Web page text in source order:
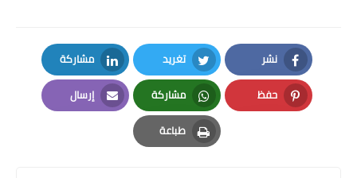
نشر
Facebook
تغريد
Twitter
مشاركة
LinkedIn
حفظ
Pinterest
مشاركة
Whatsapp
إرسال
Email
طباعة
Print